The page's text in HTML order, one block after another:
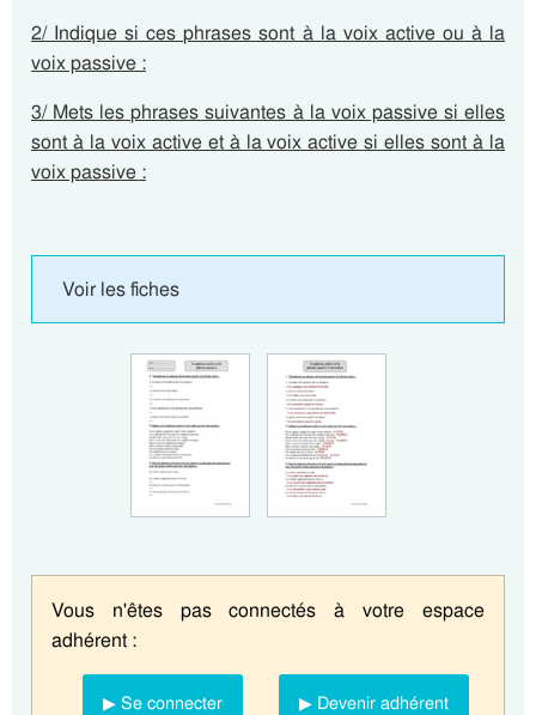
2/ Indique si ces phrases sont à la voix active ou à la
voix passive :
3/ Mets les phrases suivantes à la voix passive si elles
sont à la voix active et à la voix active si elles sont à la
voix passive :
Voir les fiches
Vous n'êtes pas connectés à votre espace
adhérent :
▶ Se connecter ▶ Devenir adhérent